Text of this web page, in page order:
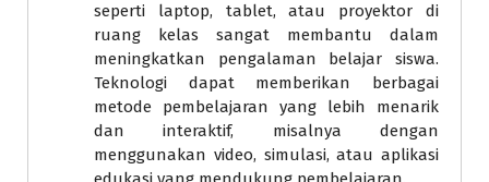
seperti laptop, tablet, atau proyektor di
ruang kelas sangat membantu dalam
meningkatkan pengalaman belajar siswa.
Teknologi dapat memberikan berbagai
metode pembelajaran yang lebih menarik
dan interaktif, misalnya dengan
menggunakan video, simulasi, atau aplikasi